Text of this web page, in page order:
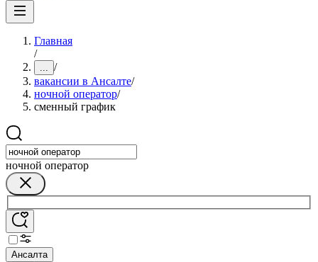
Главная
/
... /
вакансии в Ансалте/
ночной оператор/
сменный график
ночной оператор
Ансалта